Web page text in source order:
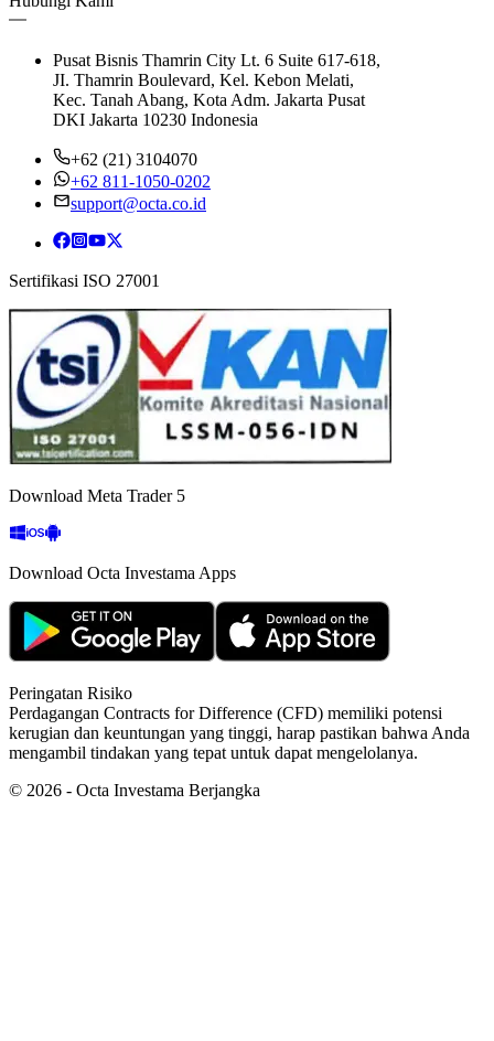
Pusat Bisnis Thamrin City Lt. 6 Suite 617-618,
JI. Thamrin Boulevard, Kel. Kebon Melati,
Kec. Tanah Abang, Kota Adm. Jakarta Pusat
DKI Jakarta 10230 Indonesia
+62 (21) 3104070
+62 811-1050-0202
support@octa.co.id
Sertifikasi ISO 27001
Download Meta Trader 5
Download Octa Investama Apps
Peringatan Risiko
Perdagangan Contracts for Difference (CFD) memiliki potensi
kerugian dan keuntungan yang tinggi, harap pastikan bahwa Anda
mengambil tindakan yang tepat untuk dapat mengelolanya.
© 2026 - Octa Investama Berjangka